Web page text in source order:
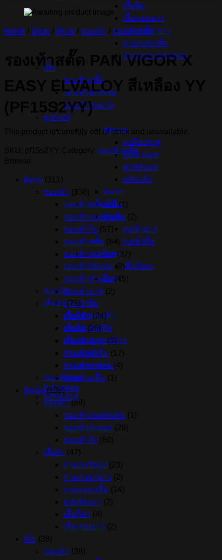
เสื้อยืด
เสื้อแขนยาว
กางเกงขายาว
กางเกงขาสั้น
กางเกงขาสามส่วน
เด็ก
รองเท้าสตั๊ด
รองเท้านักเรียน
รองเท้าอนุบาล
อุปกรณ์
ฟุตบอล
ถุงมือประตู
ถุงเท้าบอล
ลูกฟุตบอล
สนับแข้ง
หมวก
ถุงมือ
ถุงเท้า
ถุงเท้ายาว
ถุงเท้าสั้น
โยคะ
เสื่อโยคะ
อื่นๆ
กระเป๋า
กระเป๋ายิม
กระเป๋ารองเท้า
กระเป๋าดัฟเฟิล
กระเป๋าสะพายข้าง
กระเป๋าเป้
กระเป๋าคาดเอว
รองเท้าแตะ
E-Catalog
50%SALE
Home Shop ผู้ชาย รองเท้า รองเท้าสตั๊ด
รองเท้าสตั๊ด PAN VIGOR X
EASY ELVALOY สีเหลือง YY
(PF15S2YY)
This product is currently out of stock and unavailable.
รองเท้าสตั๊ด
ผู้ชาย
รองเท้า
รองเท้าสตั๊ดเด็ก (1)
รองเท้าแบดมินตัน
รองเท้าวิ่ง
รองเท้าสตั๊ด
รองเท้าฟุตซอล (37)
รองเท้าร้อยปุ่ม
(8)
รองเท้าลำลอง (45)
รองเท้าบาส
เสื้อผ้า (75)
เสื้อกีฬา (24)
เสื้อยืด (26)
เสื้อแขนยาว (3)
กางเกงขาสั้น
กางเกงขายาว (4)
รัดกล้ามเนื้อ
ผู้หญิง (136)
รองเท้า (89)
รองเท้าแบดมินตัน
รองเท้าลำลอง
รองเท้าวิ่ง
เสื้อผ้า
กางเกงรัดรูป
กางเกงขายาว
กางเกงขาสั้น
สปอร์ตบรา
เสื้อกีฬา
เสื้อแขนยาว
เด็ก
รองเท้า